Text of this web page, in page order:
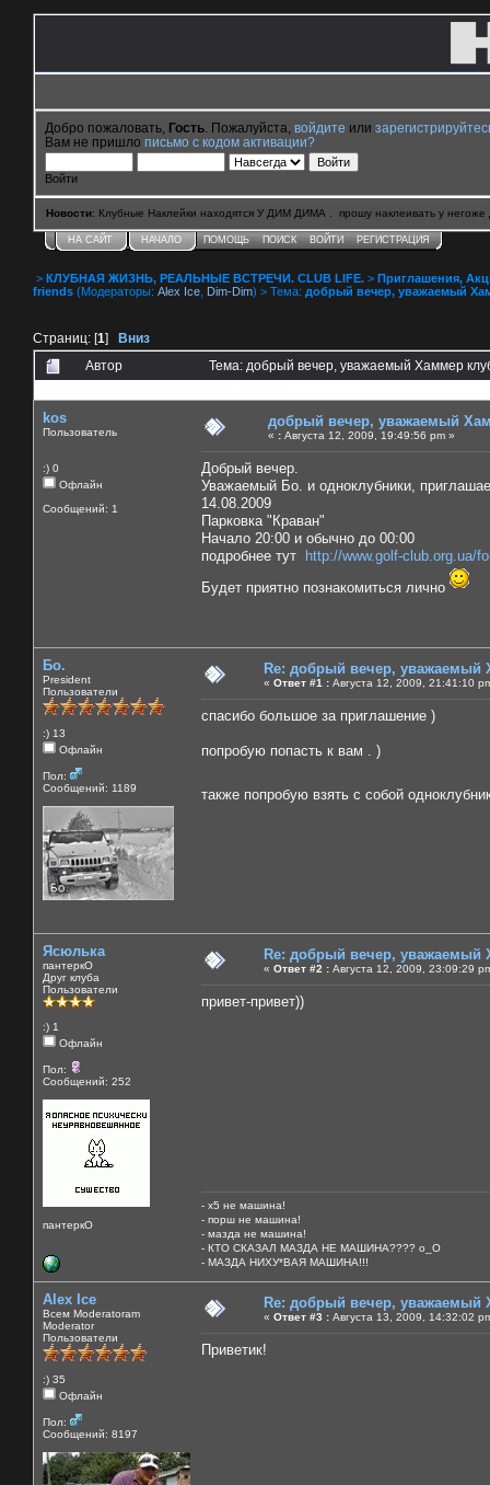
Добро пожаловать, Гость . Пожалуйста, войдите или
Вам не пришло письмо с кодом активации?
Войти
Новости: Клубные Наклейки находятся У ДИМ ДИМА . прошу наклеивать у негоже
НА САЙТ НАЧАЛО ПОМОЩЬ ПОИСК ВОЙТИ РЕГИСТРАЦИЯ
> КЛУБНАЯ ЖИЗНЬ, РЕАЛЬНЫЕ ВСТРЕЧИ. CLUB LIFE. > Приглашения,
friends (Модераторы: Alex Ice Dim-Dim) > Тема: добрый вечер, уважаемый
Страниц: [1] Вниз
Автор
Тема: добрый вечер, уважаемый Хаммер
kos
Пользователь
:) 0
Офлайн
Сообщений: 1
добрый вечер, уважаемый
« : Августа 12, 2009, 19:49:56 pm »
Добрый вечер.
Уважаемый Бо. и одноклубники,
14.08.2009
Парковка "Краван"
Начало 20:00 и обычно до 00:00
подробнее тут http://www.golf-club.org.ua/
Будет приятно познакомиться лично
Бо.
President
Пользователи
:) 13
Офлайн
Пол:
Сообщений: 1189
Re: добрый вечер, уважаемый
« Ответ #1 : Августа 12, 2009, 21:41:10
спасибо большое за приглашение )
попробую попасть к вам . )
также попробую взять с собой
Ясюлька
пантеркО
Друг клуба
Пользователи
:) 1
Офлайн
Пол:
Сообщений: 252
пантеркО
Re: добрый вечер, уважаемый
« Ответ #2 : Августа 12, 2009, 23:09:29
привет-привет))
- х5 не машина!
- порш не машина!
- мазда не машина!
- КТО СКАЗАЛ МАЗДА НЕ МАШИНА???? о_О
- МАЗДА НИХУ*ВАЯ МАШИНА!!!
Alex Ice
Всем Moderatoram
Moderator
Пользователи
:) 35
Офлайн
Пол:
Сообщений: 8197
Re: добрый вечер, уважаемый
« Ответ #3 : Августа 13, 2009, 14:32:02
Приветик!